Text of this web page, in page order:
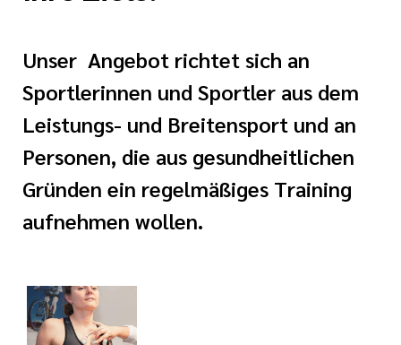
für
und
Therapie
Kiosk
Unser Angebot richtet sich an
Sportlerinnen und Sportler aus dem
Leistungs- und Breitensport und an
Personen, die aus gesundheitlichen
Gründen ein regelmäßiges Training
aufnehmen wollen.